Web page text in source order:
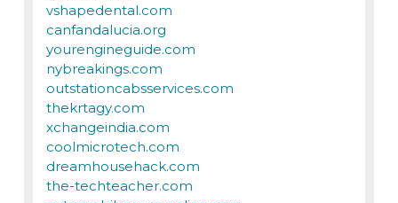
vshapedental.com
canfandalucia.org
yourengineguide.com
nybreakings.com
outstationcabsservices.com
thekrtagy.com
xchangeindia.com
coolmicrotech.com
dreamhousehack.com
the-techteacher.com